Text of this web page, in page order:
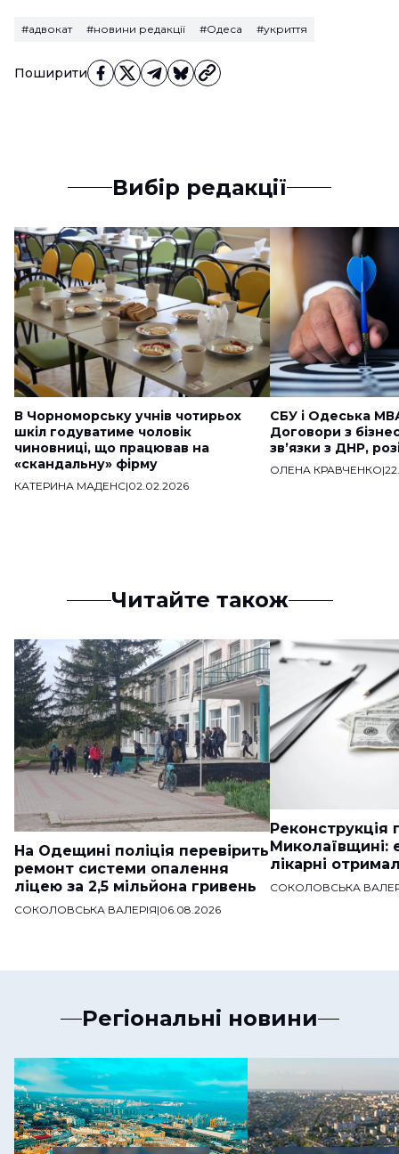
Поширити
#адвокат #новини редакції #Одеса #укриття
Вибір редакції
В Чорноморську учнів чотирьох
шкіл годуватиме чоловік
чиновниці, що працював на
«скандальну» фірму
КАТЕРИНА МАДЕНС|02.02.2026
СБУ і Одеська
Договори з
звʼязки з ДНР,
ОЛЕНА КРАВЧЕНКО|
Читайте також
На Одещині поліція перевірить
ремонт системи опалення
ліцею за 2,5 мільйона гривень
СОКОЛОВСЬКА ВАЛЕРІЯ|06.08.2026
Реконструкція
Миколаївщині:
лікарні
СОКОЛОВСЬКА
Регіональні новини